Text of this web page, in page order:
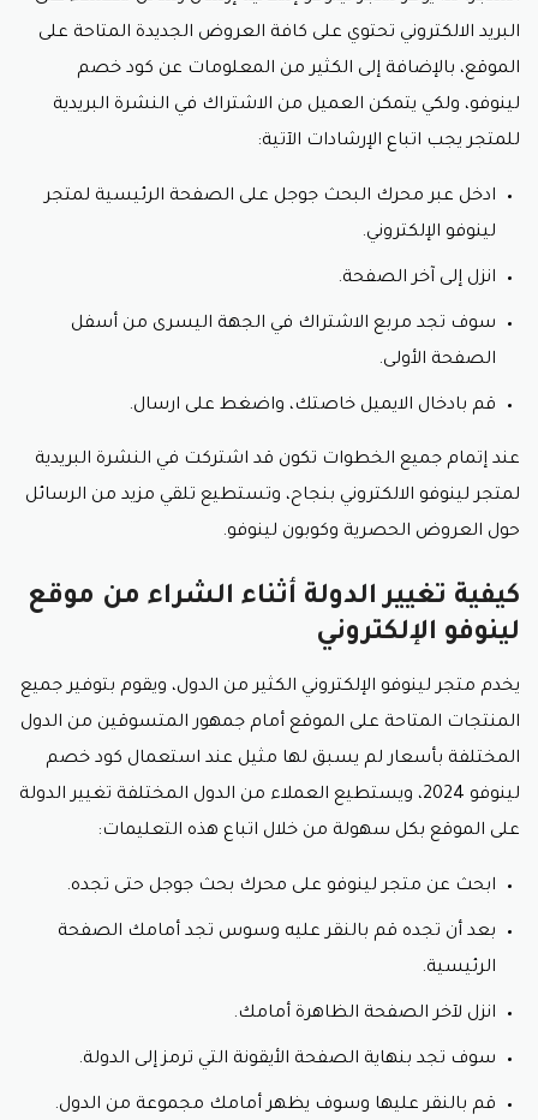
الكمبيوتر المكتبية، لذا يقوم متجر لينوفو الإلكتروني بطرح
بتوفير مثل هذه الأنواع بأسعار خاصة وتناسب جميع
المتسوقين عند استعمال كود خصم لينوفو، ويضم القسم
مجموعة من التصنيفات الشهيرة مثل أجهزة الكمبيوتر
وأجهزة الكمبيوتر الخاصة بالألعاب، بالإضافة إلى الأجهزة
المميزة بأسعار لا تقبل المنافسة عند استعمال كود خصم
lenovo.
الموبايلات
تعد الموبيلات أحد أهم أجهزة العصر على الإطلاق، وقد
قامت شركة لينوفو بإطلاق عدد كبير من الموبيلات الفاخرة
التي تلبي تطلعات العملاء بأسعار في متناول اليد عند
استعمال كود خصم لينوفو، وتمتاز أجهزة الموبايل على موقع
لينوفو بالحداثة والشكل الأنيق، مما يدفع الكثير من العملاء
لاقتنائها بأسعار مناسبة عند استعمال رمز خصم لينوفو.
عند شراء أي جهاز إلكتروني يبدأ المستهلك في البحث عن
اكسسواراته وملحقاته، لذا يقوم متجر لينوفو بطرح عدد
كبير من الاكسسوارات والملحقات بأسعار تنافسية عند
إدخال كود خصم لينوفو، ومن القطع المتوفرة على متجر
الكمبيوتر والأجهزة اللوحية والموبايلات، ويسعى متجر لينوفو
إلى توفير كافة القطع الاكسسوارية والملحقات بأسعار
تناسب كافة الفئات عند إدخال قسيمة شراء لينوفو.
الشاشات
تعد الشاشات من أهم السلع الإلكترونية التي يعرضها متجر
كبير من رواد المتجر، كما يقدمها الموقع بأسعار في متناول
اليد عند استعمال كود خصم لينوفو، وتتعدد أنواع الشاشات
وشاشات الألعاب، وشاشات أخرى تلائم بيئة العمل، كما
تتعدد أحجام الشاشات لكي تناسب احتياجات العملاء،
ويستطيع العميل شراء الشاشة التي تناسب احتياجاته
بسعر مخفض عند استعمال رمز خصم لينوفو.
البريد الالكتروني تحتوي على كافة العروض الجديدة المتاحة على
الموقع، بالإضافة إلى الكثير من المعلومات عن كود خصم
لينوفو، ولكي يتمكن العميل من الاشتراك في النشرة البريدية
للمتجر يجب اتباع الإرشادات الآتية:
ادخل عبر محرك البحث جوجل على الصفحة الرئيسية لمتجر
لينوفو الإلكتروني.
انزل إلى آخر الصفحة.
سوف تجد مربع الاشتراك في الجهة اليسرى من أسفل
الصفحة الأولى.
قم بادخال الايميل خاصتك، واضغط على ارسال.
عند إتمام جميع الخطوات تكون قد اشتركت في النشرة البريدية
لمتجر لينوفو الالكتروني بنجاح، وتستطيع تلقي مزيد من الرسائل
حول العروض الحصرية وكوبون لينوفو.
كيفية تغيير الدولة أثناء الشراء من موقع
لينوفو الإلكتروني
يخدم متجر لينوفو الإلكتروني الكثير من الدول، ويقوم بتوفير جميع
المنتجات المتاحة على الموقع أمام جمهور المتسوقين من الدول
المختلفة بأسعار لم يسبق لها مثيل عند استعمال كود خصم
لينوفو 2024، ويستطيع العملاء من الدول المختلفة تغيير الدولة
على الموقع بكل سهولة من خلال اتباع هذه التعليمات:
ابحث عن متجر لينوفو على محرك بحث جوجل حتى تجده.
بعد أن تجده قم بالنقر عليه وسوس تجد أمامك الصفحة
الرئيسية.
انزل لآخر الصفحة الظاهرة أمامك.
سوف تجد بنهاية الصفحة الأيقونة التي ترمز إلى الدولة.
قم بالنقر عليها وسوف يظهر أمامك مجموعة من الدول.